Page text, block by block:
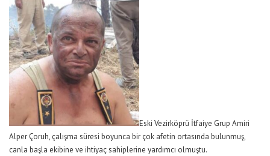
Eski Vezirköprü İtfaiye Grup Amiri
Alper Çoruh, çalışma süresi boyunca bir çok afetin ortasında bulunmuş,
canla başla ekibine ve ihtiyaç sahiplerine yardımcı olmuştu.